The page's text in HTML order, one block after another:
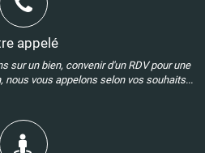
appelé
sur un bien, convenir d'un RDV pour une
nous vous appelons selon vos souhaits...